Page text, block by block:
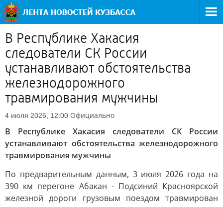
В Республике Хакасия
следователи СК России
устанавливают обстоятельства
железнодорожного
травмирования мужчины
4 июля 2026, 12:00 Официально
В Республике Хакасия следователи СК России
устанавливают обстоятельства железнодорожного
травмирования мужчины
По предварительным данным, 3 июля 2026 года на
390 км перегоне Абакан - Подсиний Красноярской
железной дороги грузовым поездом травмирован